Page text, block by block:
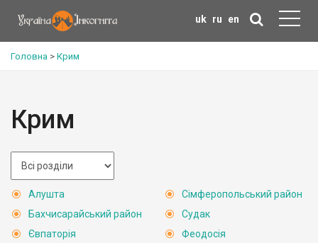
uk ru en
Головна > Крим
Крим
Алушта
Бахчисарайський район
Євпаторія
Сімферопольський район
Судак
Феодосія